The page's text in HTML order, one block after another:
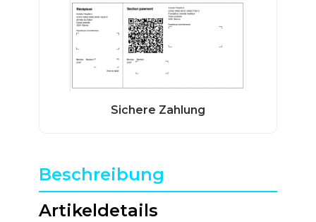
Beschreibung
Artikeldetails